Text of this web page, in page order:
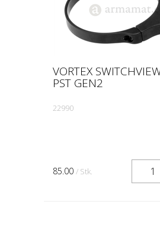
VORTEX
PST GEN2
22990
85.00 / Stk.